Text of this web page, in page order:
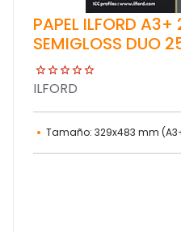
PAPEL ILFORD A3+
SEMIGLOSS DUO
ILFORD
Tamaño: 329x483 mm